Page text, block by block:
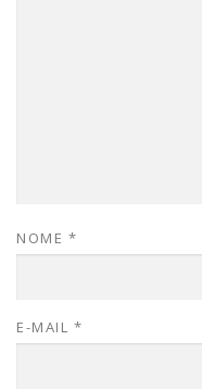
NOME *
E-MAIL *